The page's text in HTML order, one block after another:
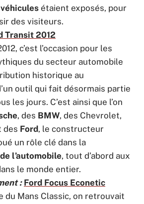
étaient exposés, pour
des visiteurs.
Transit 2012
c’est l’occasion pour les
du secteur automobile
historique au
outil qui fait désormais partie
les jours. C’est ainsi que l’on
, des BMW, des Chevrolet,
des Ford, le constructeur
un rôle clé dans la
l’automobile, tout d’abord aux
le monde entier.
: Ford Focus Econetic
du Mans Classic, on retrouvait